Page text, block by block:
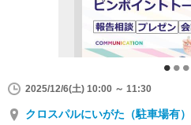
2025/12/6(土) 10:00 ～ 11:30
クロスパルにいがた（駐車場有）